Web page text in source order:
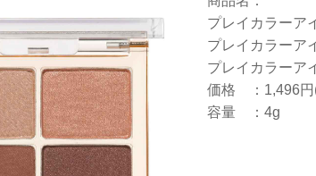
プレイカラーア
プレイカラー
プレイカラーア
価格 ：1,496円
容量 ：4g